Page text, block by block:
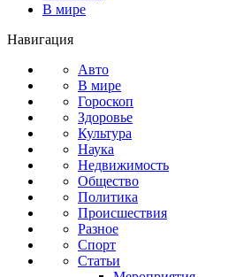
В мире
Навигация
Авто
В мире
Гороскоп
Здоровье
Культура
Наука
Недвижимость
Общество
Политика
Происшествия
Разное
Спорт
Статьи